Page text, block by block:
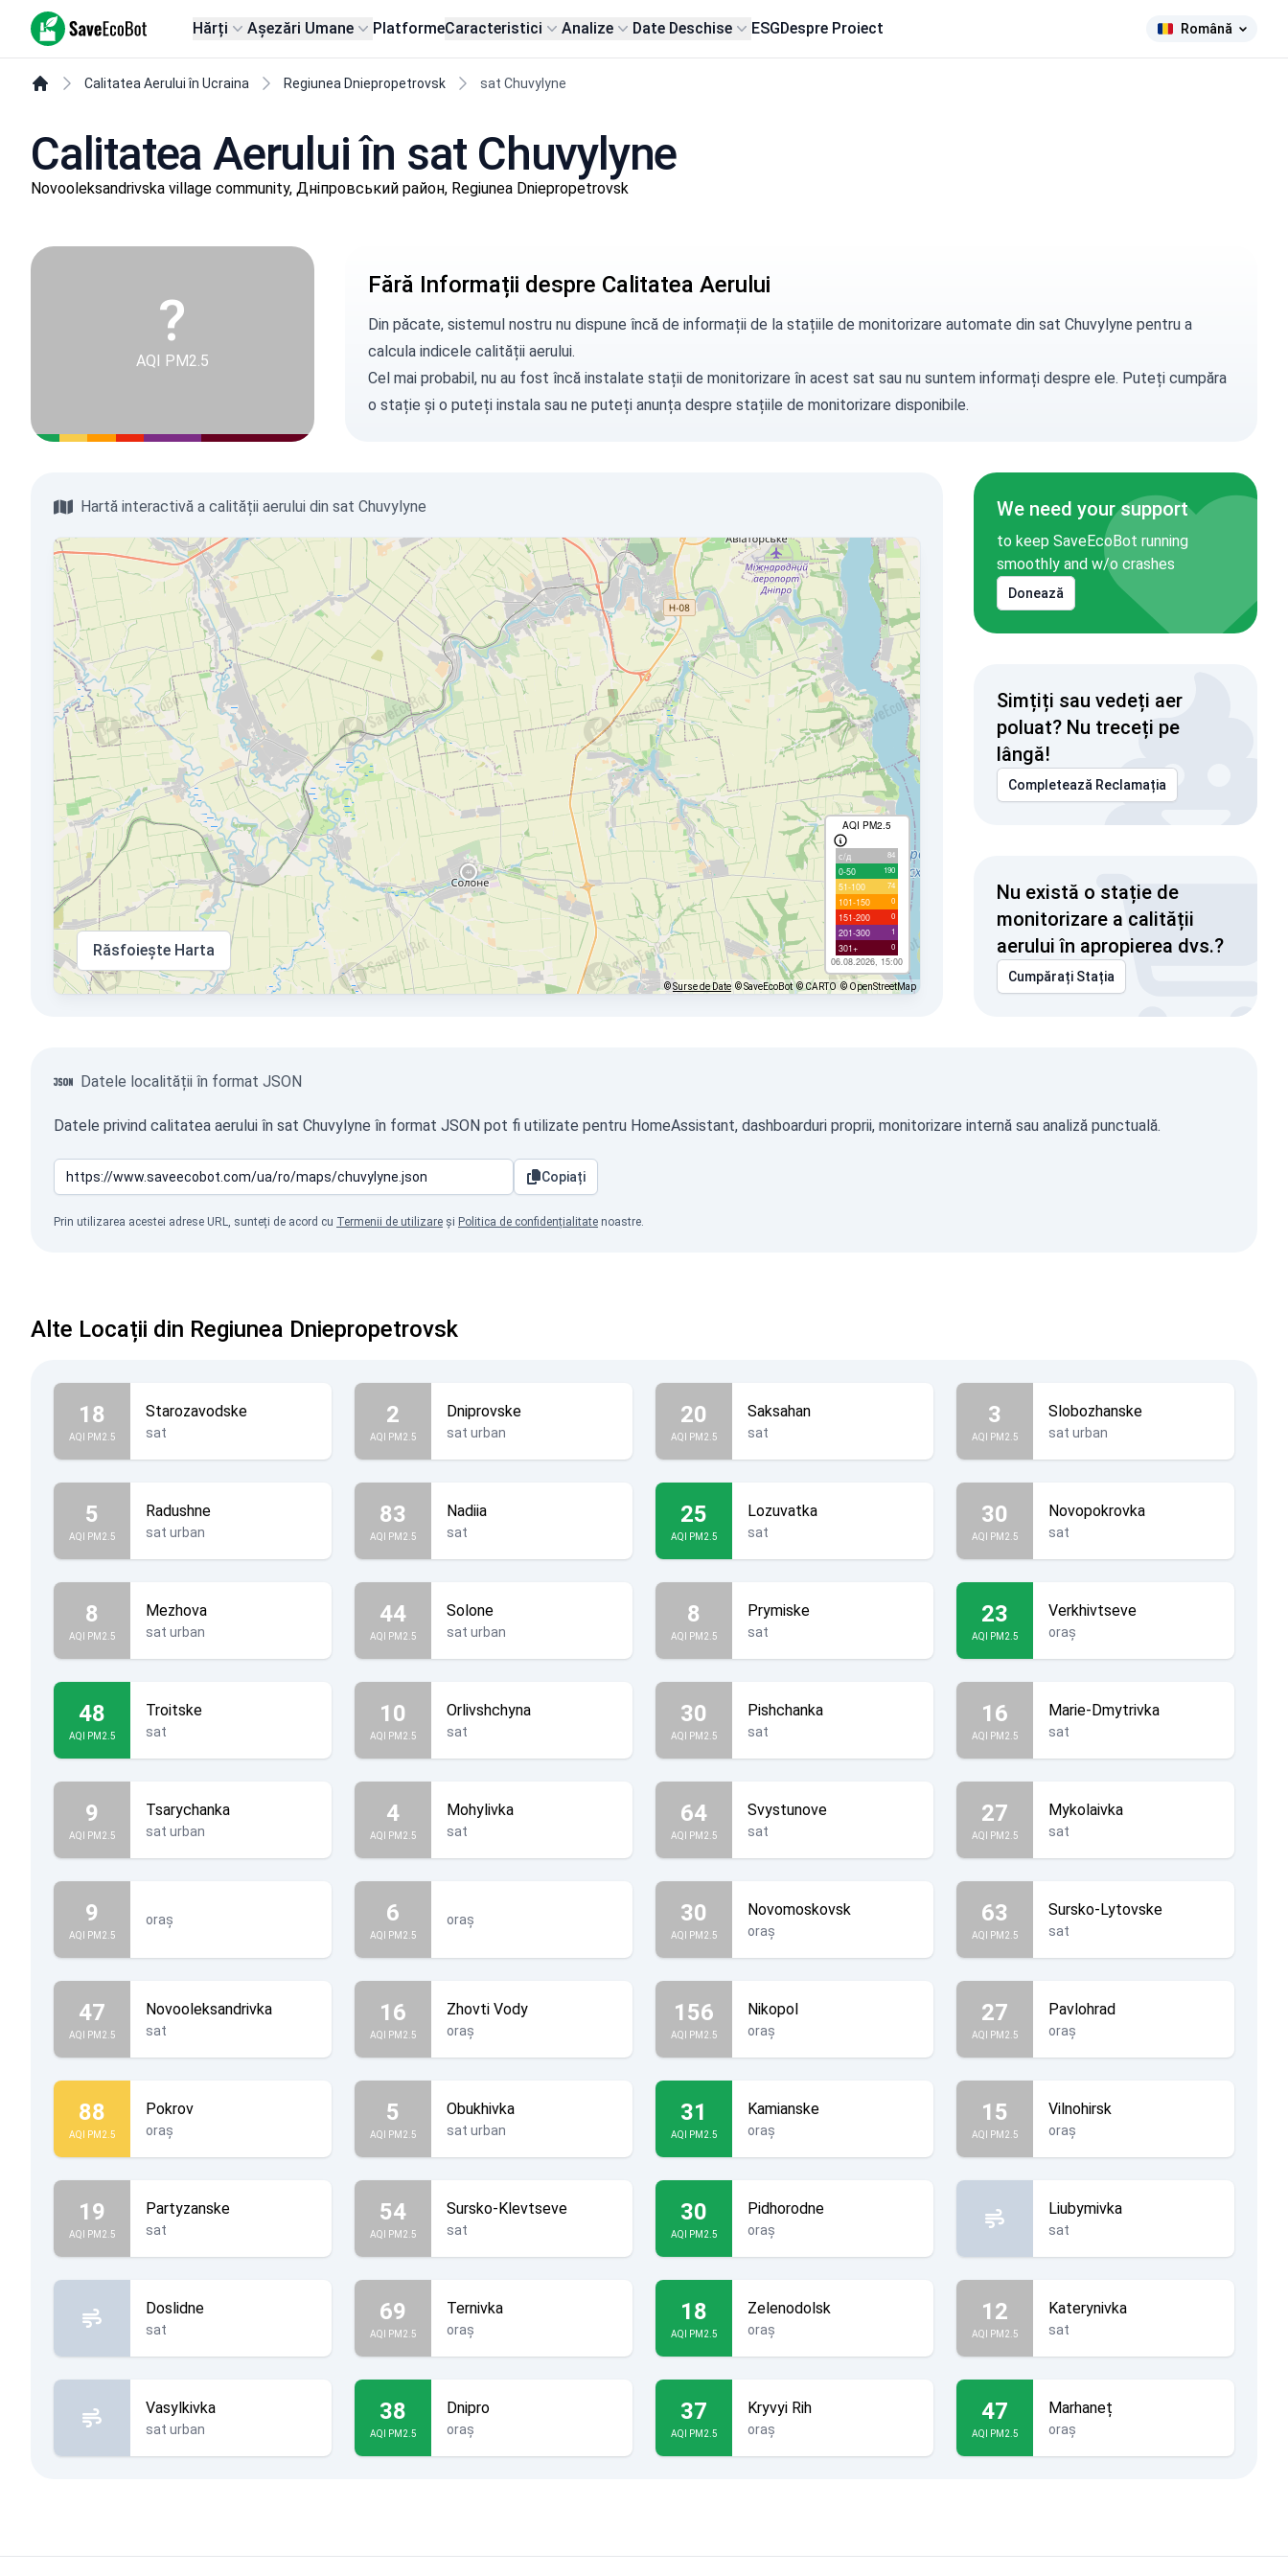
SaveEcoBot Hărți Așezări Umane PlatformeCaracteristici Analize Date Deschise ESGDespre Proiect Română
Calitatea Aerului în Ucraina Regiunea Dniepropetrovsk sat Chuvylyne
Calitatea Aerului în sat Chuvylyne
Novooleksandrivska village community, Дніпровський район, Regiunea Dniepropetrovsk
?
AQI PM2.5
Fără Informații despre Calitatea Aerului
Din păcate, sistemul nostru nu dispune încă de informații de la stațiile de monitorizare automate din sat Chuvylyne pentru a
calcula indicele calității aerului.
Cel mai probabil, nu au fost încă instalate stații de monitorizare în acest sat sau nu suntem informați despre ele. Puteți cumpăra
o stație și o puteți instala sau ne puteți anunțadespre stațiile de monitorizare disponibile.
Hartă interactivă a calității aerului din sat Chuvylyne
AQI PM2.5
с/д 84
0-50 190
51-100 74
101-150 0
151-200 0
201-300 1
301+ 0
06.08.2026, 15:00
Răsfoiește Harta
©Surse de Date © SaveEcoBot © CARTO © OpenStreetMap
We need your support
to keep SaveEcoBot running
smoothly and w/o crashes
Donează
Simțiți sau vedeți aer
poluat? Nu treceți pe
lângă!
Completează Reclamația
Nu există o stație de
monitorizare a calității
aerului în apropierea dvs.?
Cumpărați Stația
Datele localității în format JSON
Datele privind calitatea aerului în sat Chuvylyne în format JSON pot fi utilizate pentru HomeAssistant, dashboarduri proprii, monitorizare internă sau analiză punctuală.
Copiați
Prin utilizarea acestei adrese URL, sunteți de acord cu Termenii de utilizare și Politica de confidențialitate noastre.
Alte Locații din Regiunea Dniepropetrovsk
18
AQI PM2.5
Starozavodske
sat
2
AQI PM2.5
Dniprovske
sat urban
20
AQI PM2.5
Saksahan
sat
3
AQI PM2.5
Slobozhanske
sat urban
5
AQI PM2.5
Radushne
sat urban
83
AQI PM2.5
Nadiia
sat
25
AQI PM2.5
Lozuvatka
sat
30
AQI PM2.5
Novopokrovka
sat
8
AQI PM2.5
Mezhova
sat urban
44
AQI PM2.5
Solone
sat urban
8
AQI PM2.5
Prymiske
sat
23
AQI PM2.5
Verkhivtseve
oraș
48
AQI PM2.5
Troitske
sat
10
AQI PM2.5
Orlivshchyna
sat
30
AQI PM2.5
Pishchanka
sat
16
AQI PM2.5
Marie-Dmytrivka
sat
9
AQI PM2.5
Tsarychanka
sat urban
4
AQI PM2.5
Mohylivka
sat
64
AQI PM2.5
Svystunove
sat
27
AQI PM2.5
Mykolaivka
sat
9
AQI PM2.5
oraș 6
AQI PM2.5
oraș 30
AQI PM2.5
Novomoskovsk
oraș
63
AQI PM2.5
Sursko-Lytovske
sat
47
AQI PM2.5
Novooleksandrivka
sat
16
AQI PM2.5
Zhovti Vody
oraș
156
AQI PM2.5
Nikopol
oraș
27
AQI PM2.5
Pavlohrad
oraș
88
AQI PM2.5
Pokrov
oraș
5
AQI PM2.5
Obukhivka
sat urban
31
AQI PM2.5
Kamianske
oraș
15
AQI PM2.5
Vilnohirsk
oraș
19
AQI PM2.5
Partyzanske
sat
54
AQI PM2.5
Sursko-Klevtseve
sat
30
AQI PM2.5
Pidhorodne
oraș
Liubymivka
sat
Doslidne
sat
69
AQI PM2.5
Ternivka
oraș
18
AQI PM2.5
Zelenodolsk
oraș
12
AQI PM2.5
Katerynivka
sat
Vasylkivka
sat urban
38
AQI PM2.5
Dnipro
oraș
37
AQI PM2.5
Kryvyi Rih
oraș
47
AQI PM2.5
Marhaneț
oraș